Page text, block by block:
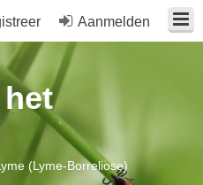
Aanmelden
(Lyme-Borreliose)